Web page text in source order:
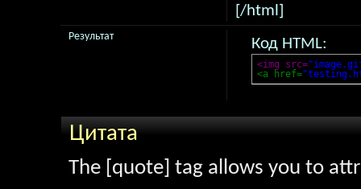
[/html]
Код HTML:
<img src=
<a href=
Результат
Цитата
The [quote] tag allows you to